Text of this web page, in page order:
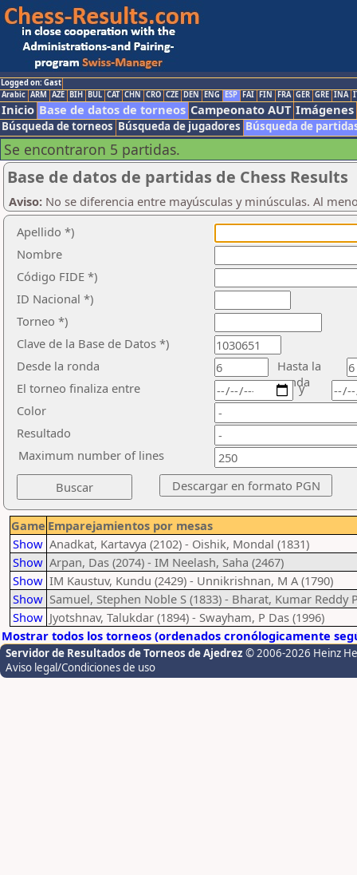
Logged on: Gast
Arabic ARM AZE BIH BUL CAT CHN CRO CZE DEN ENG ESP FAI FIN FRA GER GRE INA
Inicio Base de datos de torneos Campeonato AUT Imágenes
Búsqueda de torneos Búsqueda de jugadores Búsqueda de
Se encontraron 5 partidas.
Base de datos de partidas de Chess Results
Aviso: No se diferencia entre mayúsculas y minúsculas. Al
Apellido *)
Nombre
Código FIDE *)
ID Nacional *)
Torneo *)
Clave de la Base de Datos *)
Desde la ronda
Hasta la
ronda
El torneo finaliza entre
Color
Resultado
y
Maximum number of lines
Game Emparejamientos por mesas
Show Anadkat, Kartavya (2102) - Oishik, Mondal (1831)
Show Arpan, Das (2074) - IM Neelash, Saha (2467)
Show IM Kaustuv, Kundu (2429) - Unnikrishnan, M A (1790)
Show Samuel, Stephen Noble S (1833) - Bharat, Kumar Reddy
Show Jyotshnav, Talukdar (1894) - Swayham, P Das (1996)
Mostrar todos los torneos (ordenados cronólogicamente
Servidor de Resultados de Torneos de Ajedrez © 2006-2026 Heinz
Aviso legal/Condiciones de uso